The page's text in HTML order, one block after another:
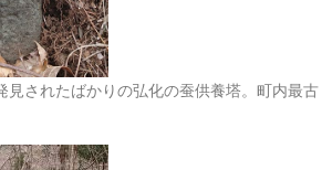
見されたばかりの弘化の蚕供養塔。町内最古